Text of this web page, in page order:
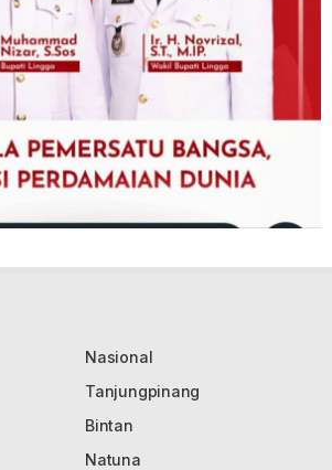
Nasional
Tanjungpinang
Bintan
Natuna